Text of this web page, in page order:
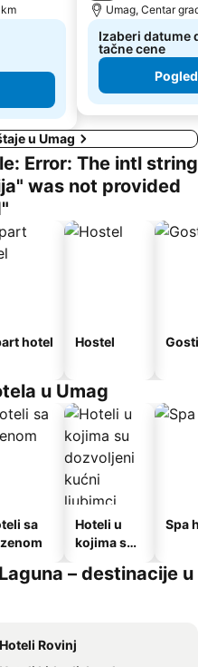
Galeb AC Solaris Umag, Centar
Izaberi datume
tačne cene
u Umag
Error: The intl string
was not provided
hotel Hostel
u Umag
sa
Hoteli u
kojima su
kućni
Spa
– destinacije u
Hoteli Rovinj